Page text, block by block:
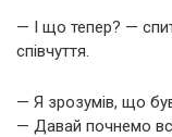
— І що тепер? —
співчуття.
— Я зрозумів, що
— Давай почнемо